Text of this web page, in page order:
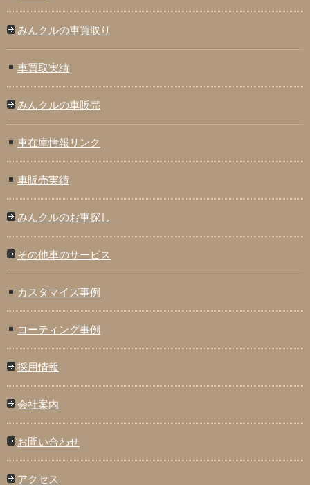
みんクルの車買取り
車買取実績
みんクルの車販売
車在庫情報リンク
車販売実績
みんクルのお車探し
その他車のサービス
カスタマイズ事例
コーティング事例
採用情報
会社案内
お問い合わせ
アクセス